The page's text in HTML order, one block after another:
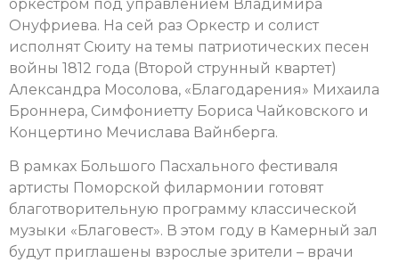
оркестром под управлением Владимира
Онуфриева. На сей раз Оркестр и солист
исполнят Сюиту на темы патриотических песен
войны 1812 года (Второй струнный квартет)
Александра Мосолова, «Благодарения» Михаила
Броннера, Симфониетту Бориса Чайковского и
Концертино Мечислава Вайнберга.
В рамках Большого Пасхального фестиваля
артисты Поморской филармонии готовят
благотворительную программу классической
музыки «Благовест». В этом году в Камерный зал
будут приглашены взрослые зрители – врачи